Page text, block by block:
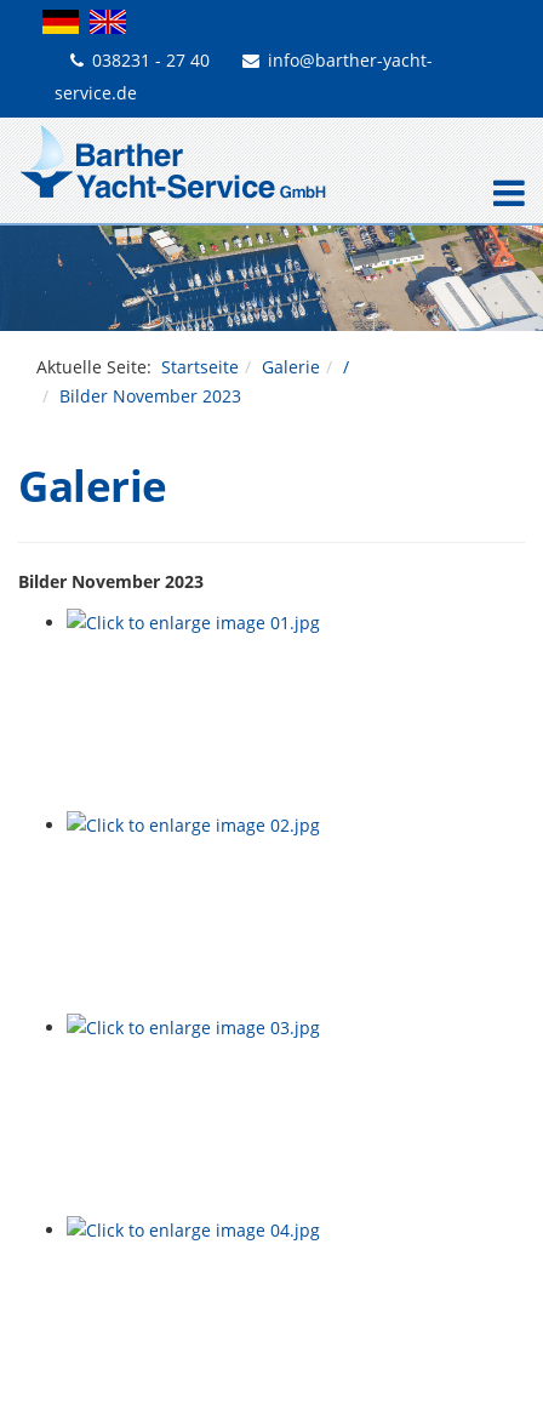
038231 - 27 40
info@barther-yacht-
service.de
Aktuelle Seite: Startseite Galerie
/
Bilder November 2023
Galerie
Bilder November 2023